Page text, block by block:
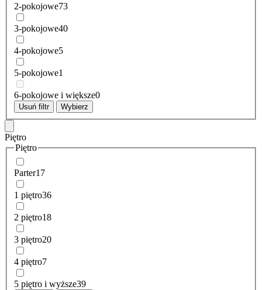
2-pokojowe73
3-pokojowe40
4-pokojowe5
5-pokojowe1
6-pokojowe i większe0
Usuń filtr Wybierz
Piętro
Piętro
Parter17
1 piętro36
2 piętro18
3 piętro20
4 piętro7
5 piętro i wyższe39